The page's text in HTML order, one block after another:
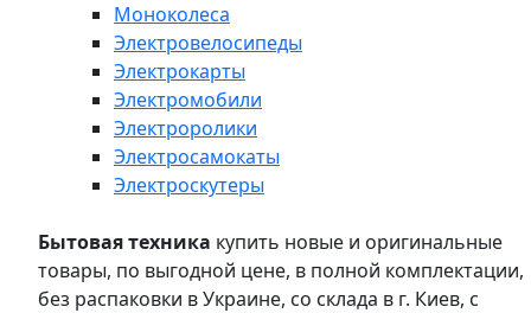
Моноколеса
Электровелосипеды
Электрокарты
Электромобили
Электроролики
Электросамокаты
Электроскутеры
Бытовая техника купить новые и оригинальные
товары, по выгодной цене, в полной комплектации,
без распаковки в Украине, со склада в г. Киев, с